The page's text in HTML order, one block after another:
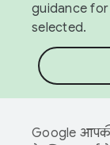
guidance
selected.
Google आपकी